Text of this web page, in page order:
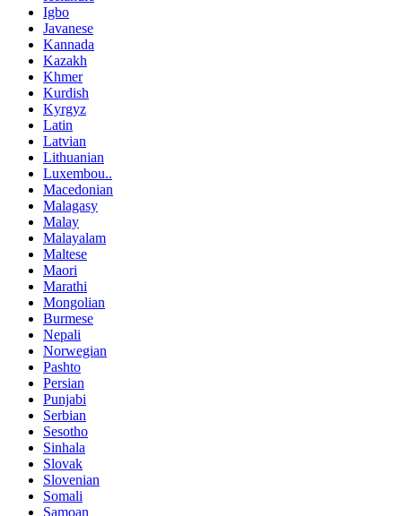
Igbo
Javanese
Kannada
Kazakh
Khmer
Kurdish
Kyrgyz
Latin
Latvian
Lithuanian
Luxembou..
Macedonian
Malagasy
Malay
Malayalam
Maltese
Maori
Marathi
Mongolian
Burmese
Nepali
Norwegian
Pashto
Persian
Punjabi
Serbian
Sesotho
Sinhala
Slovak
Slovenian
Somali
Samoan